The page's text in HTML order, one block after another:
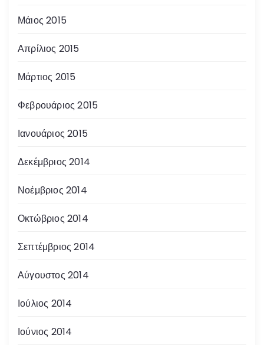
Μάιος 2015
Απρίλιος 2015
Μάρτιος 2015
Φεβρουάριος 2015
Ιανουάριος 2015
Δεκέμβριος 2014
Νοέμβριος 2014
Οκτώβριος 2014
Σεπτέμβριος 2014
Αύγουστος 2014
Ιούλιος 2014
Ιούνιος 2014